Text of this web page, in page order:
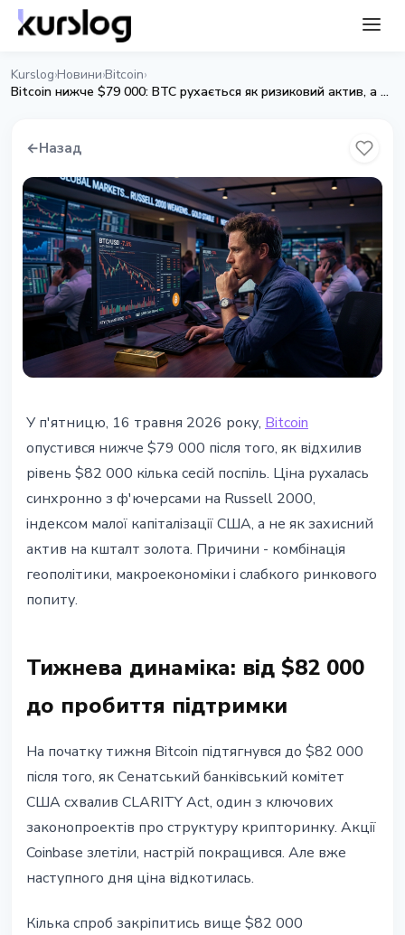
Kurslog›Новини›Bitcoin›
Bitcoin нижче $79 000: BTC рухається як ризиковий актив, а не як золото
←Назад
Bitcoin нижче $79 000: BTC
рухається як ризиковий актив, а
не як золото
17 травня 2026 р.3 хв читання
Наталія Дорофєєва
У п'ятницю, 16 травня 2026 року, Bitcoin
опустився нижче $79 000 після того, як відхилив
рівень $82 000 кілька сесій поспіль. Ціна рухалась
синхронно з ф'ючерсами на Russell 2000,
індексом малої капіталізації США, а не як захисний
актив на кшталт золота. Причини - комбінація
геополітики, макроекономіки і слабкого ринкового
попиту.
Тижнева динаміка: від $82 000
до пробиття підтримки
На початку тижня Bitcoin підтягнувся до $82 000
після того, як Сенатський банківський комітет
США схвалив CLARITY Act, один з ключових
законопроектів про структуру крипторинку. Акції
Coinbase злетіли, настрій покращився. Але вже
наступного дня ціна відкотилась.
Кілька спроб закріпитись вище $82 000